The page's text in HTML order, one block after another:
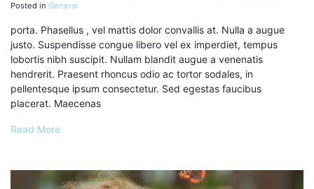
Posted in General
porta. Phasellus , vel mattis dolor convallis at. Nulla a augue
justo. Suspendisse congue libero vel ex imperdiet, tempus
lobortis nibh suscipit. Nullam blandit augue a venenatis
hendrerit. Praesent rhoncus odio ac tortor sodales, in
pellentesque ipsum consectetur. Sed egestas faucibus
placerat. Maecenas
Read More